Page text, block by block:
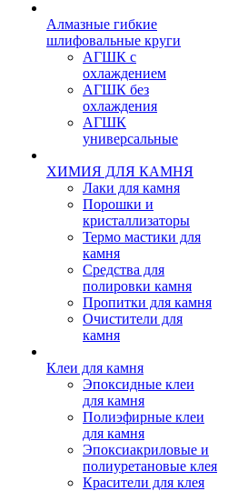
Алмазные гибкие
шлифовальные круги
АГШК с
охлаждением
АГШК без
охлаждения
АГШК
универсальные
ХИМИЯ ДЛЯ КАМНЯ
Лаки для камня
Порошки и
кристаллизаторы
Термо мастики для
камня
Средства для
полировки камня
Пропитки для камня
Очистители для
камня
Клеи для камня
Эпоксидные клеи
для камня
Полиэфирные клеи
для камня
Эпоксиакриловые и
полиуретановые клея
Красители для клея